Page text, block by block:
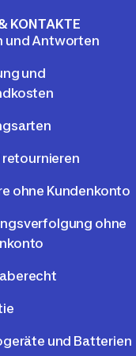
KONTAKTE
und Antworten
und
ohne Kundenkonto
ohne
und Batterien